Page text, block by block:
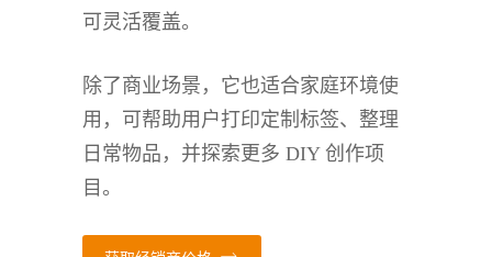
可灵活覆盖。
除了商业场景，它也适合家庭环境使
用，可帮助用户打印定制标签、整理
日常物品，并探索更多 DIY 创作项
目。